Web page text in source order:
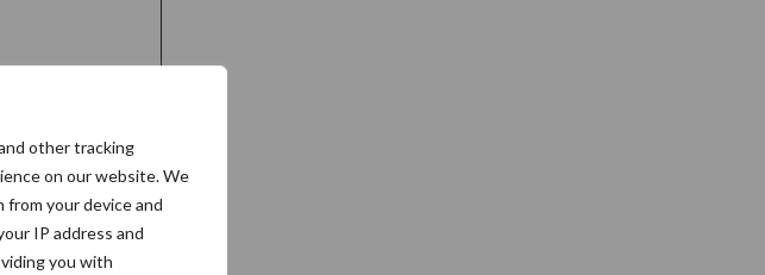
other tracking
on our website. We
from your device and
IP address and
you with